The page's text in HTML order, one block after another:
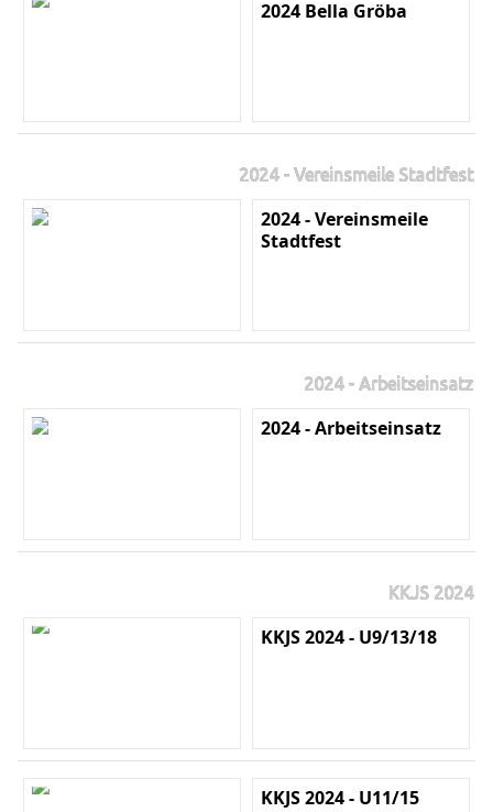
2024 Bella Gröba
2024 - Vereinsmeile Stadtfest
2024 - Vereinsmeile
Stadtfest
2024 - Arbeitseinsatz
2024 - Arbeitseinsatz
KKJS 2024
KKJS 2024 - U9/13/18
KKJS 2024 - U11/15